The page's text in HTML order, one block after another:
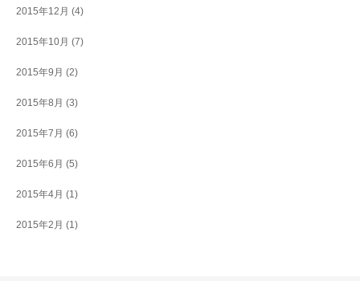
2015年12月 (4)
2015年10月 (7)
2015年9月 (2)
2015年8月 (3)
2015年7月 (6)
2015年6月 (5)
2015年4月 (1)
2015年2月 (1)